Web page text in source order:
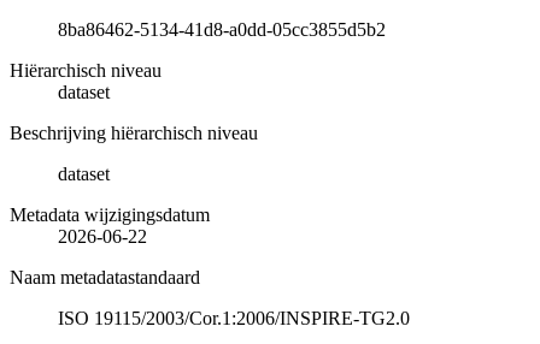
8ba86462-5134-41d8-a0dd-05cc3855d5b2
Hiërarchisch niveau
dataset
Beschrijving hiërarchisch niveau
dataset
Metadata wijzigingsdatum
2026-06-22
Naam metadatastandaard
ISO 19115/2003/Cor.1:2006/INSPIRE-TG2.0